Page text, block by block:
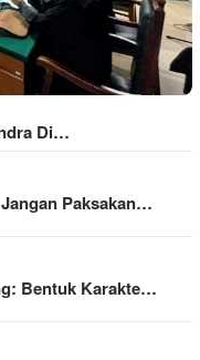
Di…
Paksakan…
Bentuk Karakte…